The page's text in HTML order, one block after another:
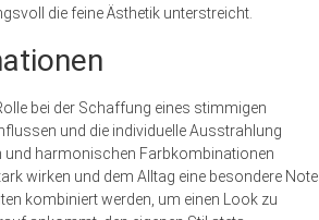
die feine Ästhetik unterstreicht.
bei der Schaffung eines stimmigen
und die individuelle Ausstrahlung
und harmonischen Farbkombinationen
wirken und dem Alltag eine besondere Note
kombiniert werden, um einen Look zu